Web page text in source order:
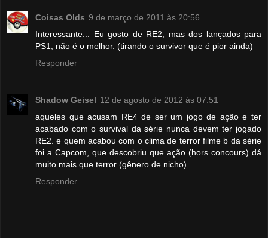
Coisas Olds 9 de março de 2011 às 20:56
Interessante... Eu gosto de RE2, mas dos lançados para
PS1, não é o melhor. (tirando o survivor que é pior ainda)
Responder
Shadow Geisel 12 de agosto de 2012 às 07:51
aqueles que acusam RE4 de ser um jogo de ação e ter
acabado com o survival da série nunca devem ter jogado
RE2. e quem acabou com o clima de terror filme b da série
foi a Capcom, que descobriu que ação (hors concours) dá
muito mais que terror (gênero de nicho).
Responder